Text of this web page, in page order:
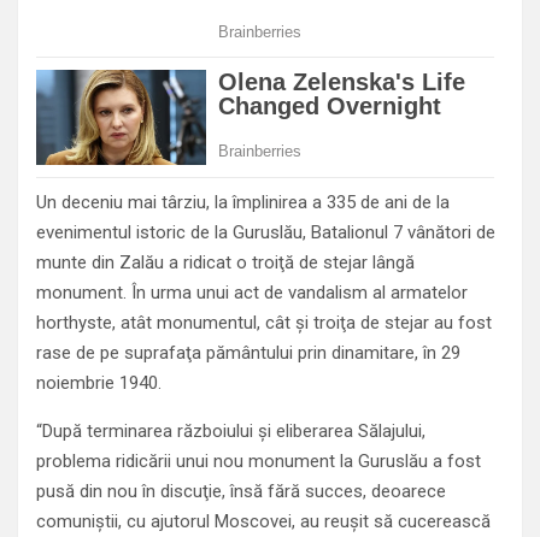
Un deceniu mai târziu, la împlinirea a 335 de ani de la
evenimentul istoric de la Guruslău, Batalionul 7 vânători de
munte din Zalău a ridicat o troiţă de stejar lângă
monument. În urma unui act de vandalism al armatelor
horthyste, atât monumentul, cât şi troiţa de stejar au fost
rase de pe suprafaţa pământului prin dinamitare, în 29
noiembrie 1940.
“După terminarea războiului şi eliberarea Sălajului,
problema ridicării unui nou monument la Guruslău a fost
pusă din nou în discuţie, însă fără succes, deoarece
comuniştii, cu ajutorul Moscovei, au reuşit să cucerească